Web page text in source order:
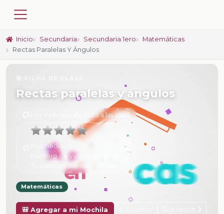
Inicio Secundaria Secundaria 1ero
Matemáticas
Rectas Paralelas Y Ángulos
Rectas paralelas y ángulos
6 de Febrero de 2025 a las 16:43
Promedio:
Número de valoraciones:
Tu calificación:Sin calificar
Matemáticas
🎒 Agregar a mi Mochila